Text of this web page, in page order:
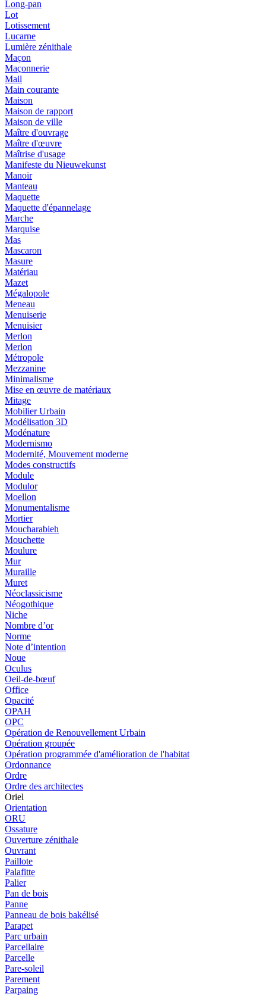
Long-pan
Lot
Lotissement
Lucarne
Lumière zénithale
Maçon
Maçonnerie
Mail
Main courante
Maison
Maison de rapport
Maison de ville
Maître d'ouvrage
Maître d'œuvre
Maîtrise d'usage
Manifeste du Nieuwekunst
Manoir
Manteau
Maquette
Maquette d'épannelage
Marche
Marquise
Mas
Mascaron
Masure
Matériau
Mazet
Mégalopole
Meneau
Menuiserie
Menuisier
Merlon
Merlon
Métropole
Mezzanine
Minimalisme
Mise en œuvre de matériaux
Mitage
Mobilier Urbain
Modélisation 3D
Modénature
Modernismo
Modernité, Mouvement moderne
Modes constructifs
Module
Modulor
Moellon
Monumentalisme
Mortier
Moucharabieh
Mouchette
Moulure
Mur
Muraille
Muret
Néoclassicisme
Néogothique
Niche
Nombre d’or
Norme
Note d’intention
Noue
Oculus
Oeil-de-bœuf
Office
Opacité
OPAH
OPC
Opération de Renouvellement Urbain
Opération groupée
Opération programmée d'amélioration de l'habitat
Ordonnance
Ordre
Ordre des architectes
Oriel
Orientation
ORU
Ossature
Ouverture zénithale
Ouvrant
Paillote
Palafitte
Palier
Pan de bois
Panne
Panneau de bois bakélisé
Parapet
Parc urbain
Parcellaire
Parcelle
Pare-soleil
Parement
Parpaing